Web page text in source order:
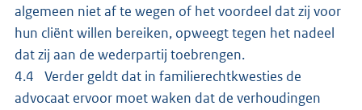
algemeen niet af te wegen of het voordeel dat zij voor
hun cliënt willen bereiken, opweegt tegen het nadeel
dat zij aan de wederpartij toebrengen.
4.4 Verder geldt dat in familierechtkwesties de
advocaat ervoor moet waken dat de verhoudingen